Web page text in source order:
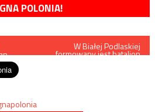
POLONIA!
W Białej Podlaskiej
formowany jest batalion